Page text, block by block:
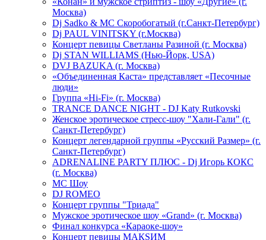
Москва)
Dj Sadko & МС Скоробогатый (г.Санкт-Петербург)
Dj PAUL VINITSKY (г.Москва)
Концерт певицы Светланы Разиной (г. Москва)
Dj STAN WILLIAMS (Нью-Йорк, USA)
DVJ BAZUKA (г. Москва)
«Объединенная Каста» представляет «Песочные
люди»
Группа «Hi-Fi» (г. Москва)
TRANCE DANCE NIGHT - DJ Katy Rutkovski
Женское эротическое стресс-шоу "Хали-Гали" (г.
Санкт-Петербург)
Концерт легендарной группы «Русский Размер» (г.
Санкт-Петербург)
ADRENALINE PARTY ПЛЮС - Dj Игорь КОКС
(г. Москва)
MC Шоу
DJ ROMEO
Концерт группы "Триада"
Мужское эротическое шоу «Grand» (г. Москва)
Финал конкурса «Караоке-шоу»
Концерт певицы МАКSИМ